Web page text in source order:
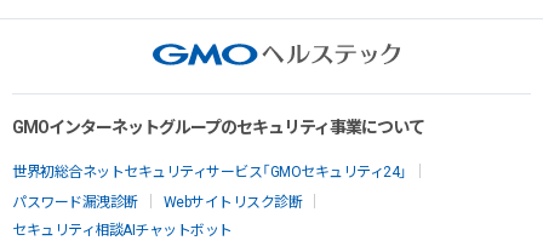
GMOインターネットグループのセキュリティ事業について
世界初総合ネットセキュリティサービス「GMOセキュリティ24」
パスワード漏洩診断
Webサイトリスク診断
セキュリティ相談AIチャットボット